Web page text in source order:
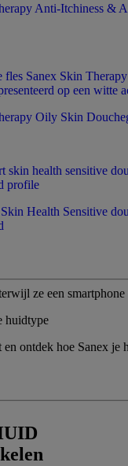
Anti-Itchiness &
Oily Skin
Health Sensitive
huidtype
ontdek hoe Sanex je